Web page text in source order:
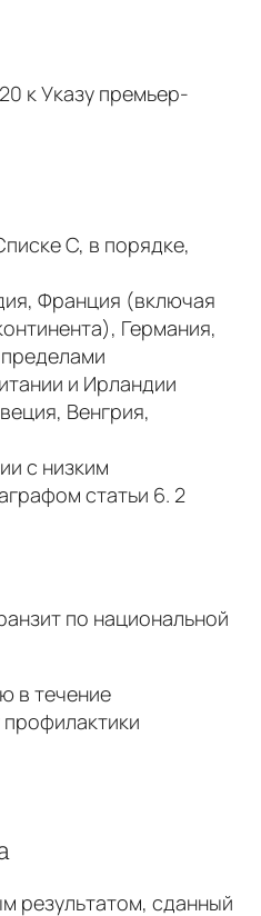
к Указу премьер-
C, в порядке,
Франция (включая
Германия,
и Ирландии
Венгрия,
с низким
статьи 6. 2
по национальной
в течение
результатом, сданный